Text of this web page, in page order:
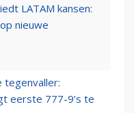
LATAM kansen:
nieuwe
tegenvaller:
eerste 777-9’s te